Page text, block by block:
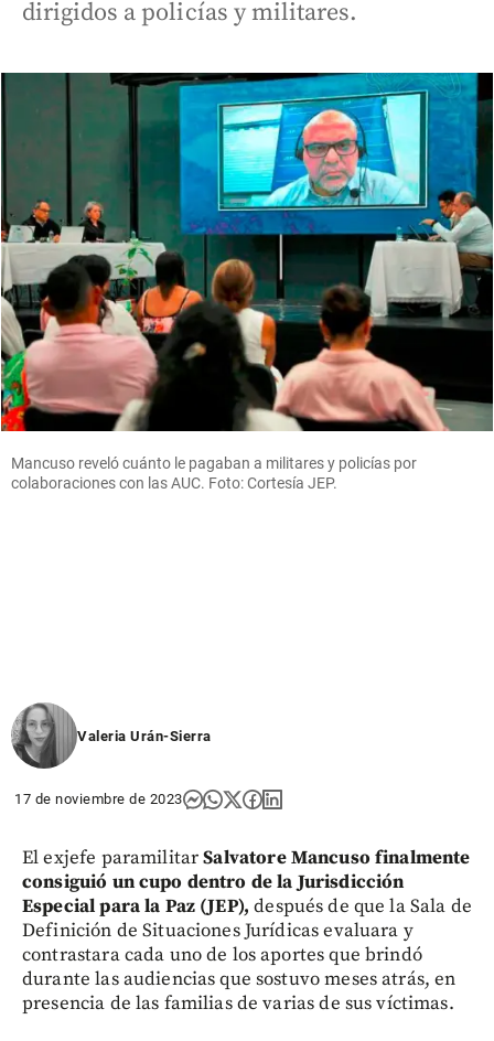
dirigidos a policías y militares.
Mancuso reveló cuánto le pagaban a militares y policías por
colaboraciones con las AUC. Foto: Cortesía JEP.
Valeria Urán-Sierra
17 de noviembre de 2023
El exjefe paramilitarSalvatore Mancuso finalmente
consiguió un cupo dentro de la Jurisdicción
Especial para la Paz (JEP),después de que la Sala de
Definición de Situaciones Jurídicas evaluara y
contrastara cada uno de los aportes que brindó
durante las audiencias que sostuvo meses atrás, en
presencia de las familias de varias de sus víctimas.